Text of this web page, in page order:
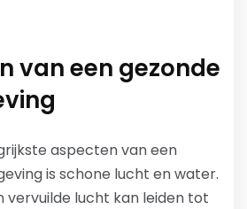
van een gezonde
aspecten van een
is schone lucht en water.
vervuilde lucht kan leiden tot